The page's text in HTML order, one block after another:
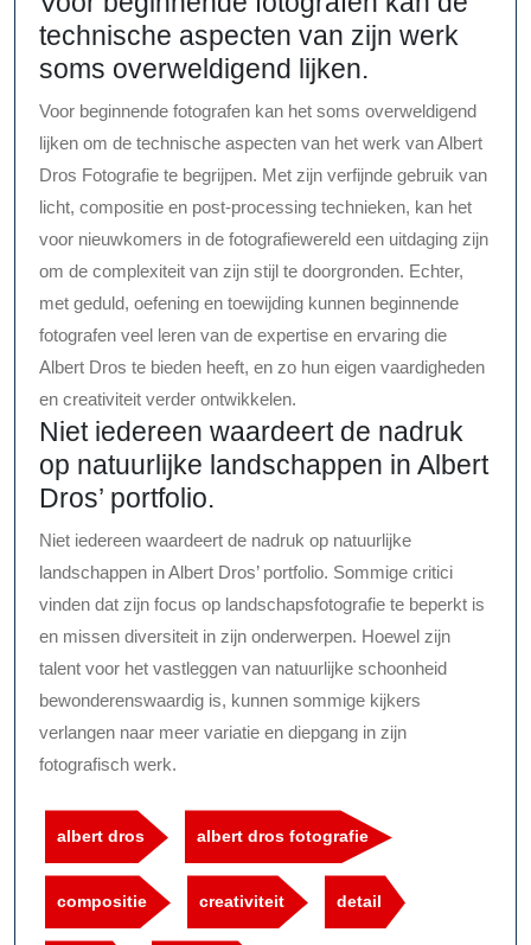
technische aspecten van zijn werk
soms overweldigend lijken.
Voor beginnende fotografen kan het soms overweldigend
lijken om de technische aspecten van het werk van Albert
Dros Fotografie te begrijpen. Met zijn verfijnde gebruik van
licht, compositie en post-processing technieken, kan het
voor nieuwkomers in de fotografiewereld een uitdaging zijn
om de complexiteit van zijn stijl te doorgronden. Echter,
met geduld, oefening en toewijding kunnen beginnende
fotografen veel leren van de expertise en ervaring die
Albert Dros te bieden heeft, en zo hun eigen vaardigheden
en creativiteit verder ontwikkelen.
Niet iedereen waardeert de nadruk
op natuurlijke landschappen in Albert
Dros’ portfolio.
Niet iedereen waardeert de nadruk op natuurlijke
landschappen in Albert Dros’ portfolio. Sommige critici
vinden dat zijn focus op landschapsfotografie te beperkt is
en missen diversiteit in zijn onderwerpen. Hoewel zijn
talent voor het vastleggen van natuurlijke schoonheid
bewonderenswaardig is, kunnen sommige kijkers
verlangen naar meer variatie en diepgang in zijn
fotografisch werk.
albert dros albert dros fotografie
compositie creativiteit detail